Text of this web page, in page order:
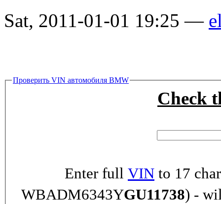
Sat, 2011-01-01 19:25 —
Проверить VIN автомобиля BMW
Check
Enter full VIN to 17
WBADM6343YGU11738) -